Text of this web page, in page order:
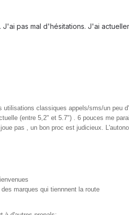
pas mal d'hésitations. J'ai
classiques appels/sms/un peu
(entre 5,2" et 5.7") . 6 pouces me
pas , un bon proc est judicieux.
marques qui tiennnent la route